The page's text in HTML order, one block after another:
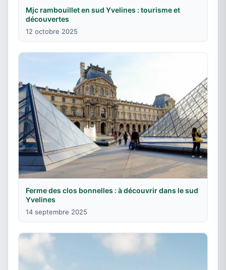
Mjc rambouillet en sud Yvelines : tourisme et
découvertes
12 octobre 2025
Ferme des clos bonnelles : à découvrir dans le sud
Yvelines
14 septembre 2025